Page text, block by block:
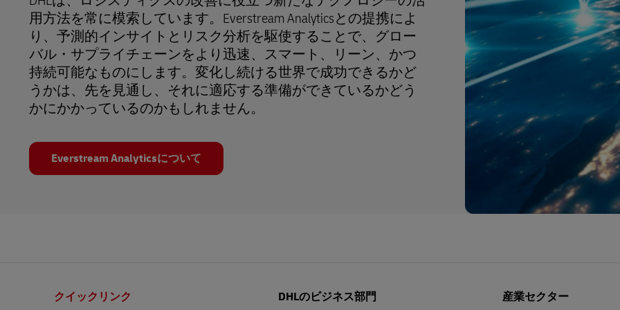
用方法を常に模索しています。Everstream Analyticsとの提携によ
り、予測的インサイトとリスク分析を駆使することで、グロー
バル・サプライチェーンをより迅速、スマート、リーン、かつ
持続可能なものにします。変化し続ける世界で成功できるかど
うかは、先を見通し、それに適応する準備ができているかどう
かにかかっているのかもしれません。
Everstream Analyticsについて
クイックリンク DHLのビジネス部門 産業セクター